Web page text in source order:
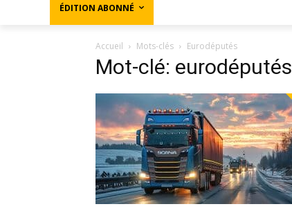
ÉDITION ABONNÉ
Accueil Mots-clés Eurodéputés
Mot-clé: eurodéputés